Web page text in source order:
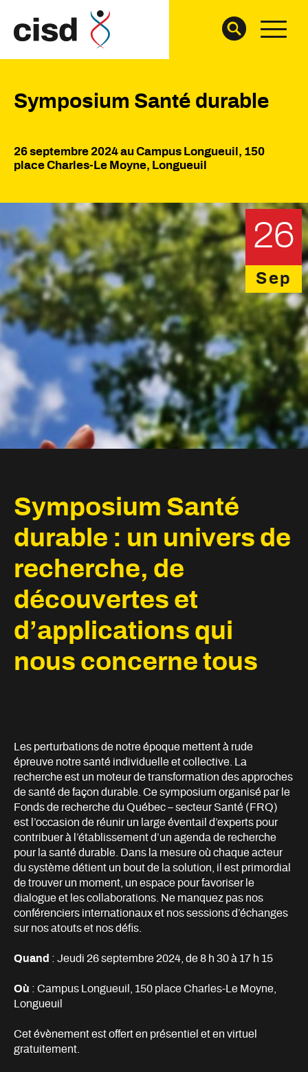
26
Sep
Symposium Santé durable
26 septembre 2024 au Campus Longueuil, 150
place Charles-Le Moyne, Longueuil
Symposium Santé
durable : un univers de
recherche, de
découvertes et
d’applications qui
nous concerne tous
Les perturbations de notre époque mettent à rude
épreuve notre santé individuelle et collective. La
recherche est un moteur de transformation des approches
de santé de façon durable. Ce symposium organisé par le
Fonds de recherche du Québec – secteur Santé (FRQ)
est l’occasion de réunir un large éventail d’experts pour
contribuer à l’établissement d’un agenda de recherche
pour la santé durable. Dans la mesure où chaque acteur
du système détient un bout de la solution, il est primordial
de trouver un moment, un espace pour favoriser le
dialogue et les collaborations. Ne manquez pas nos
conférenciers internationaux et nos sessions d’échanges
sur nos atouts et nos défis.
Quand : Jeudi 26 septembre 2024, de 8 h 30 à 17 h 15
Où : Campus Longueuil, 150 place Charles-Le Moyne,
Longueuil
Cet évènement est offert en présentiel et en virtuel
gratuitement.